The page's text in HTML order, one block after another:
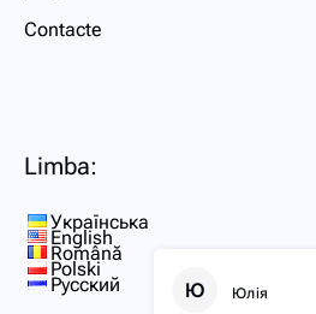
Contacte
Limba:
Українська
English
Română
Polski
Русский